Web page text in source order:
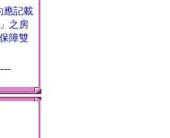
應記載
之房
障雙